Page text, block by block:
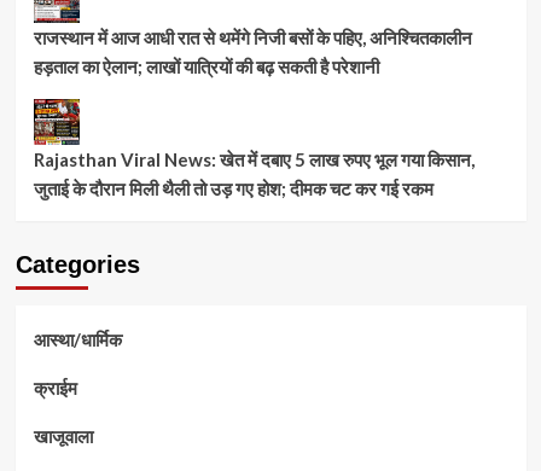
राजस्थान में आज आधी रात से थमेंगे निजी बसों के पहिए, अनिश्चितकालीन
हड़ताल का ऐलान; लाखों यात्रियों की बढ़ सकती है परेशानी
Rajasthan Viral News: खेत में दबाए 5 लाख रुपए भूल गया किसान,
जुताई के दौरान मिली थैली तो उड़ गए होश; दीमक चट कर गई रकम
Categories
आस्था/धार्मिक
क्राईम
खाजूवाला